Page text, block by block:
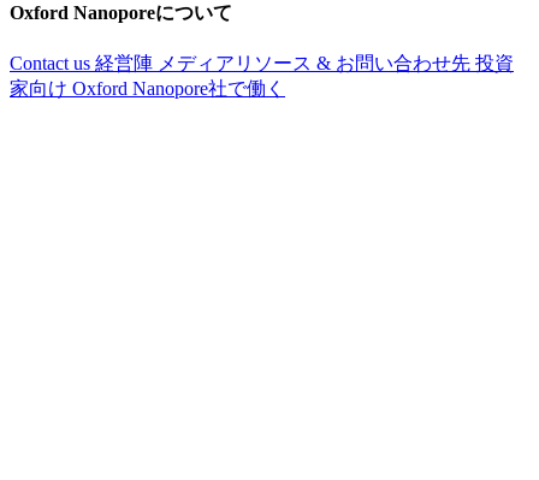
Oxford Nanoporeについて
Contact us 経営陣 メディアリソース & お問い合わせ先 投資
家向け Oxford Nanopore社で働く